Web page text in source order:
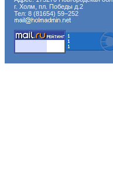
г. Холм, пл. Победы д.2
Тел: 8 (81654) 59−252